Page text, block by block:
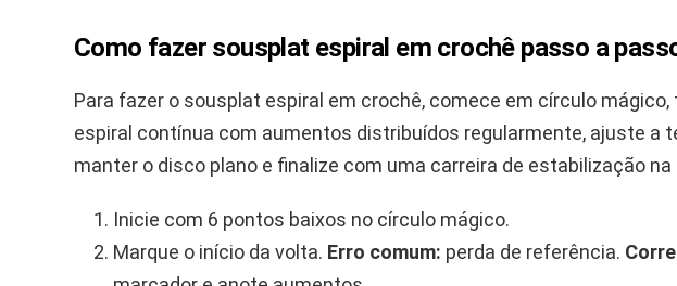
Como fazer sousplat espiral em crochê passo a
Para fazer o sousplat espiral em crochê, comece em círculo mágico,
espiral contínua com aumentos distribuídos regularmente, ajuste a
manter o disco plano e finalize com uma carreira de estabilização na
Inicie com 6 pontos baixos no círculo mágico.
Marque o início da volta. Erro comum: perda de referência.